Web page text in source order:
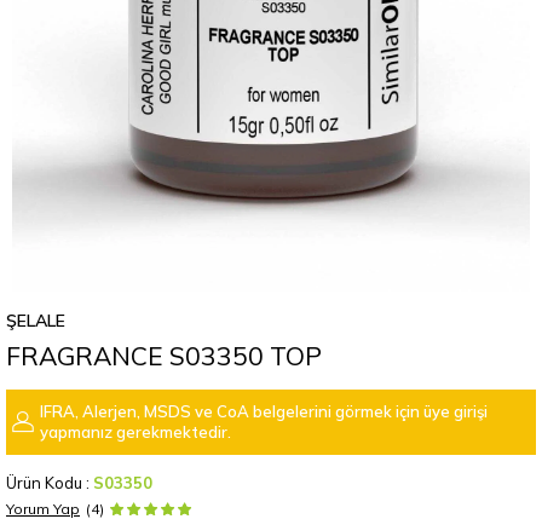
ŞELALE
FRAGRANCE S03350 TOP
IFRA, Alerjen, MSDS ve CoA belgelerini görmek için üye girişi
yapmanız gerekmektedir.
Ürün Kodu : S03350
Yorum Yap (4)